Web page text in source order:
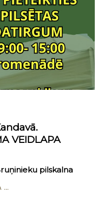
VEIDLAPA
pilskalna